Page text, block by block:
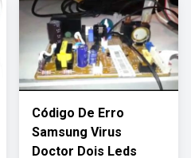
Código De Erro
Samsung Virus
Doctor Dois Leds